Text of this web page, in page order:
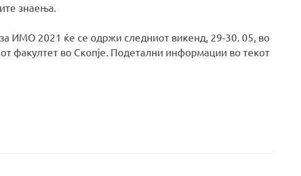
знаења.
ИМО 2021 ќе се одржи следниот викенд, 29-30. 05, во
факултет во Скопје. Подетални информации во текот